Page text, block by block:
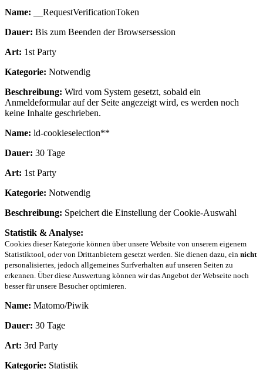
Name: __RequestVerificationToken
Dauer: Bis zum Beenden der Browsersession
Art: 1st Party
Kategorie: Notwendig
Beschreibung: Wird vom System gesetzt, sobald ein
Anmeldeformular auf der Seite angezeigt wird, es werden noch
keine Inhalte geschrieben.
Name: ld-cookieselection**
Dauer: 30 Tage
Art: 1st Party
Kategorie: Notwendig
Beschreibung: Speichert die Einstellung der Cookie-Auswahl
Statistik & Analyse:
Cookies dieser Kategorie können über unsere Website von unserem eigenem
Statistiktool, oder von Drittanbietern gesetzt werden. Sie dienen dazu, ein nicht
personalisiertes, jedoch allgemeines Surfverhalten auf unseren Seiten zu
erkennen. Über diese Auswertung können wir das Angebot der Webseite noch
besser für unsere Besucher optimieren.
Name: Matomo/Piwik
Dauer: 30 Tage
Art: 3rd Party
Kategorie: Statistik